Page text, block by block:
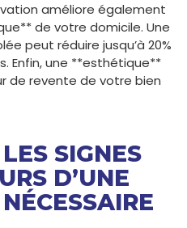
améliore également
de votre domicile. Une
peut réduire jusqu’à 20%
Enfin, une **esthétique**
de revente de votre bien
SIGNES
D’UNE